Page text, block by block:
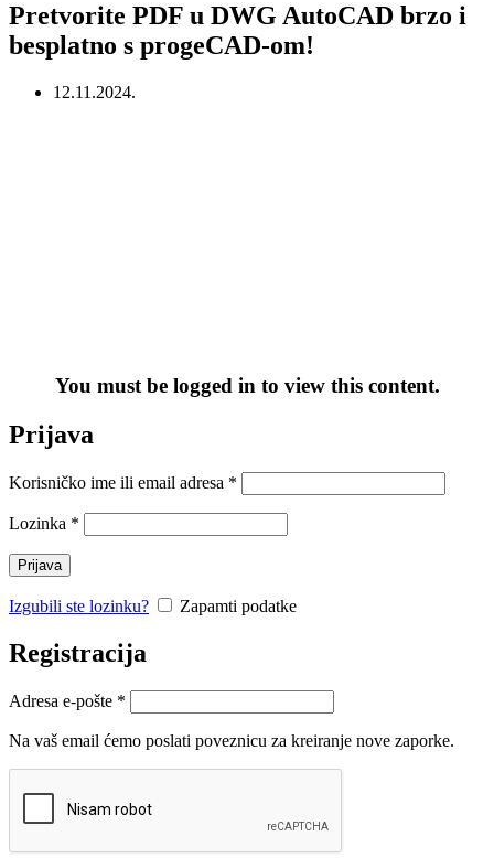
Pretvorite PDF u DWG AutoCAD brzo i
besplatno s progeCAD-om!
12.11.2024.
You must be logged in to view this content.
Prijava
Korisničko ime ili email adresa *
Lozinka *
Prijava
Izgubili ste lozinku? Zapamti podatke
Registracija
Adresa e-pošte *
Na vaš email ćemo poslati poveznicu za kreiranje nove zaporke.